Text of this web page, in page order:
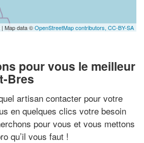
| Map data ©OpenStreetMap contributors, CC-BY-SA
pour vous le meilleur
Bres
artisan contacter pour votre
en quelques clics votre besoin
pour vous et vous mettons
qu’il vous faut !